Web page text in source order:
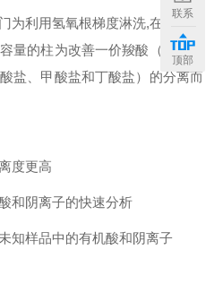
为利用氢氧根梯度淋洗,在单次运
量的柱为改善一价羧酸（包括奎
盐、甲酸盐和丁酸盐）的分离而
度更高
和阴离子的快速分析
知样品中的有机酸和阴离子
联系
顶部